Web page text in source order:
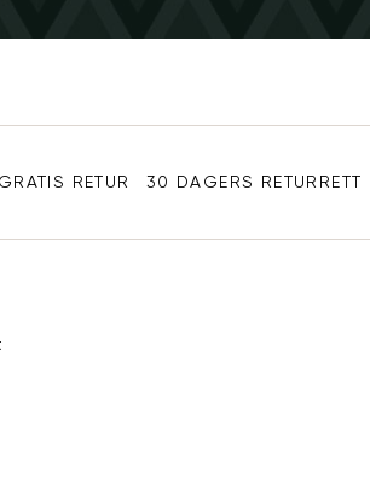
GRATIS RETUR 30 DAGERS RETURRETT